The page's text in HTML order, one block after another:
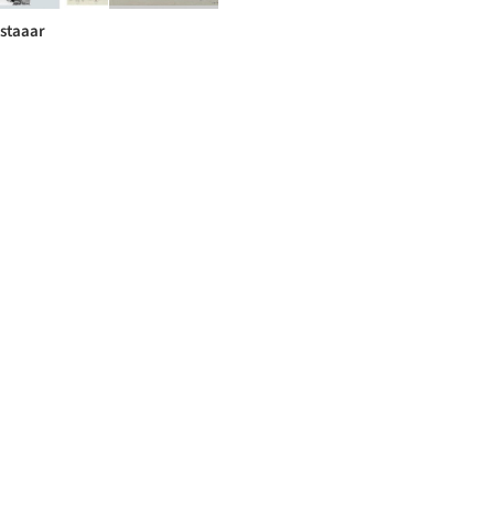
staaar